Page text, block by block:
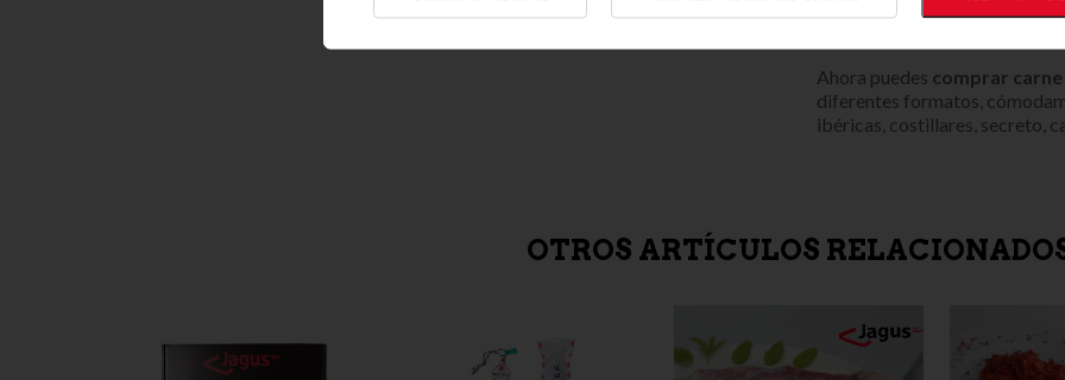
producto y siempre se
Ahora puedes comprar
diferentes formatos,
ibéricas, costillares, secreto,
OTROS ARTÍCULOS